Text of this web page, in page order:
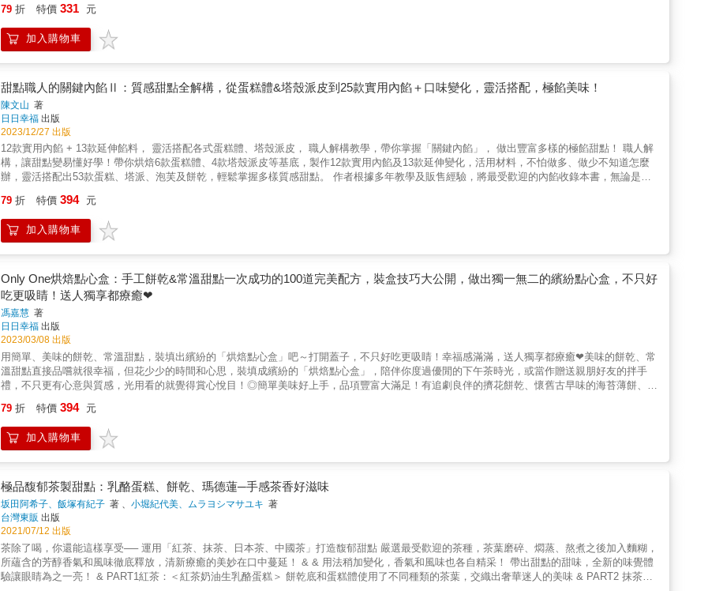
風味獨具的創新口味布丁焙茶起司蛋糕布丁、蜜桃可爾必思布丁、薑汁汽水凍檸檬布丁、肉桂蜂蜜布丁……，道道都是無法想像的全新滋味，絕對
是你沒吃過的好味道，推薦給布丁控的你。◆可軟嫩可Q彈的膠凍布丁只要低溫冷藏就能凝結，不想開啟熱熱的烤箱與爐火時，也能製作的凝凍型
布丁。有入口即化的超嫩牛奶布丁、覆蓋一層甜湯的芒果西米露布丁、滿滿堅果香氣的白芝麻豆腐布丁……，推薦給喜歡市售冷藏布丁口感的你。
實驗室」將「蛋」、「奶」、「糖」三大基本材料做替換驗證，針對柔軟度與風味做評比，讓你對布丁的製作更清楚了解。☆提供人氣&百變的新
口味布丁布丁款式豐富、風味多變，每道入口驚喜連連、絕不踩雷新滋味，一定可從中找到喜愛、想動手做的布丁。☆認識布丁的好朋友抹茶焦
糖、咖啡焦糖、伯爵茶焦糖、清酒焦糖等多款風味焦糖，滲進布丁的焦香糖漿，讓每一口布丁完美升級。☆特別收錄「有布丁的甜點」介紹日本特
有的布丁果醬、烘焙麵包店熱賣的布丁燒、芋泥布丁盒，是不容錯過的美味。
79 折 特價 331 元
加入購物車
甜點職人的關鍵內餡Ⅱ：質感甜點全解構，從蛋糕體&塔殼派皮到25款實用內餡＋口味變化，靈活搭配，極餡美味！
陳文山 著
日日幸福 出版
2023/12/27 出版
12款實用內餡 + 13款延伸餡料， 靈活搭配各式蛋糕體、塔殼派皮， 職人解構教學，帶你掌握「關鍵內餡」， 做出豐富多樣的極餡甜點！ 職人解
構，讓甜點變易懂好學！帶你烘焙6款蛋糕體、4款塔殼派皮等基底，製作12款實用內餡及13款延伸變化，活用材料，不怕做多、做少不知道怎麼
辦，靈活搭配出53款蛋糕、塔派、泡芙及餅乾，輕鬆掌握多樣質感甜點。 作者根據多年教學及販售經驗，將最受歡迎的內餡收錄本書，無論是清
手，做出完美內餡。 從基礎烘焙技巧到打發3款蛋白霜，再到煮莓果餡、熬焦糖餡，都能Step by Step按著步驟學會，職人級內餡甜點、烘焙技
巧，解構教學，美味露餡！ 本書特色 ★職人解構甜點 從烘焙基底蛋糕、塔派到製作內餡，自在搭配不浪費材料。 ‧基礎蛋糕體＞＞ 白戚風蛋糕、
抹茶戚風蛋糕、巧克力戚風蛋糕 全蛋海綿蛋糕、杏仁海綿蛋糕、天使蛋糕 ‧基礎塔派皮＞＞ 原味塔皮、可可塔皮 原味簡易派皮、可可簡易派皮 ★
酪 ‧酒漬果乾＞＞蘭姆奶油果乾餡 ★職人提點「念不停」 Step by step的詳細分解圖，配合猶如在耳的「Mountain念不停」，讓你關鍵提點不遺
79 折 特價 394 元
加入購物車
Only One烘焙點心盒：手工餅乾&常溫甜點一次成功的100道完美配方，裝盒技巧大公開，做出獨一無二的繽紛點心盒，不只好
吃更吸睛！送人獨享都療癒❤
馮嘉慧 著
日日幸福 出版
2023/03/08 出版
用簡單、美味的餅乾、常溫甜點，裝填出繽紛的「烘焙點心盒」吧～打開蓋子，不只好吃更吸睛！幸福感滿滿，送人獨享都療癒❤美味的餅乾、常
溫甜點直接品嚐就很幸福，但花少少的時間和心思，裝填成繽紛的「烘焙點心盒」，陪伴你度過優閒的下午茶時光，或當作贈送親朋好友的拌手
禮，不只更有心意與質感，光用看的就覺得賞心悅目！◎簡單美味好上手，品項豐富大滿足！有追劇良伴的擠花餅乾、懷舊古早味的海苔薄餅、經
際操作的詳細步驟圖，淺顯易懂好上手！【手工餅乾、常溫甜點──100道】☆冰箱小西餅：杏仁珍珠糖餅乾、棋盤餅乾☆夾餡餅乾：佛羅倫斯餅、
焦糖奶油餅乾☆糖霜餅乾：莓果糖霜餅乾、雙色蛋白霜餅★司康：蜜橘巧克力司康、焦糖洋蔥司康★磅蛋糕：酒漬水果磅蛋糕、香橙假日蛋糕★瑪
德蓮：櫻花瑪德蓮、栗子造型瑪德蓮──不只如此！還有超多種類、品項◎用烘焙點心盒，讓生活更美好試試看，將烘焙完成的餅乾、常溫甜點，
技巧，你所需要的烘焙知識，全部說清楚講明白！不會一頭霧水。▶新手好入門，進階再升級做法詳盡，搭配實際操作的步驟圖，淺顯易懂，烘焙
新手也能上手！進階品項也不怕，烘焙關鍵一清二楚，讓技巧再提升！▶經典餅乾、人氣常溫甜點全收錄白色戀人、蛋白霜、布列塔尼、義大利果
乾脆餅等餅乾，與磅蛋糕、費南雪、瑪德蓮、達克瓦茲、馬卡龍等，多種口味、造型的常溫甜點，任你選。▶第一次製作烘焙點心盒就上手如何挑
選烘焙點心盒的容器？餅乾、常溫甜點要怎麼排列、保存？甚至還有烘焙點心盒的示範提案，輕鬆就做出療癒吸睛的烘焙點心盒～！
79 折 特價 394 元
加入購物車
極品馥郁茶製甜點：乳酪蛋糕、餅乾、瑪德蓮─手感茶香好滋味
坂田阿希子、飯塚有紀子 著 、小堀紀代美、ムラヨシマサユキ 著
台灣東販 出版
2021/07/12 出版
茶除了喝，你還能這樣享受── 運用「紅茶、抹茶、日本茶、中國茶」打造馥郁甜點 嚴選最受歡迎的茶種，茶葉磨碎、燜蒸、熬煮之後加入麵糊，
所蘊含的芳醇香氣和風味徹底釋放，清新療癒的美妙在口中蔓延！ & & 用法稍加變化，香氣和風味也各自精采！ 帶出甜點的甜味，全新的味覺體
驗讓眼睛為之一亮！ & PART1紅茶：＜紅茶奶油生乳酪蛋糕＞ 餅乾底和蛋糕體使用了不同種類的茶葉，交織出奢華迷人的美味 & PART2 抹茶：